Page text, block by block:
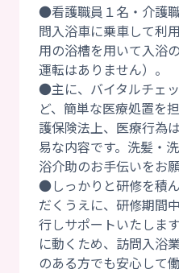
●看護職員１名・介護
問入浴車に乗車して利
用の浴槽を用いて入浴
運転はありません）。
●主に、バイタルチェ
ど、簡単な医療処置を
護保険法上、医療行為
易な内容です。洗髪・
浴介助のお手伝いをお
●しっかりと研修を積
だくうえに、研修期間
行しサポートいたしま
に動くため、訪問入浴
のある方でも安心して